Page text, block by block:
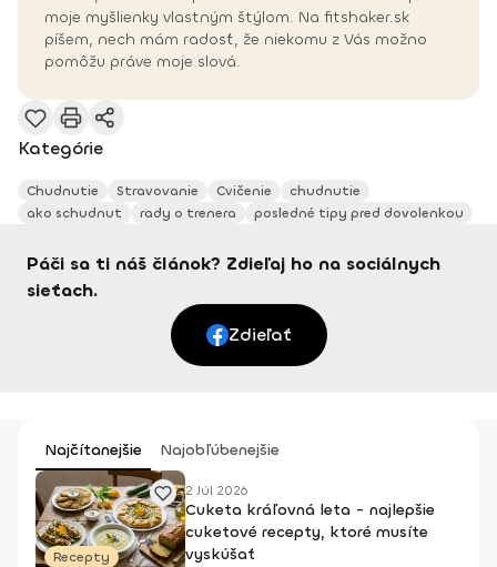
moje myšlienky vlastným štýlom. Na fitshaker.sk
píšem, nech mám radosť, že niekomu z Vás možno
pomôžu práve moje slová.
Kategórie
Chudnutie Stravovanie Cvičenie
chudnutie
ako schudnut
rady o trenera posledné tipy pred dovolenkou
Páči sa ti náš článok? Zdieľaj ho na sociálnych
sieťach.
Zdieľať
Najčítanejšie Najobľúbenejšie
Recepty
2 Júl 2026
Cuketa kráľovná leta - najlepšie
cuketové recepty, ktoré musíte
vyskúšať